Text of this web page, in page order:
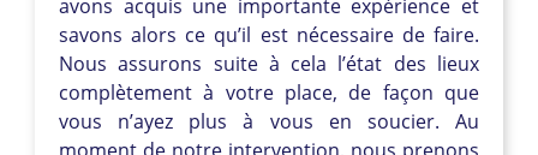
avons acquis une importante expérience et
savons alors ce qu’il est nécessaire de faire.
Nous assurons suite à cela l’état des lieux
complètement à votre place, de façon que
vous n’ayez plus à vous en soucier. Au